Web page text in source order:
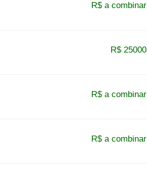
R$ a combinar
R$ 25000
R$ a combinar
R$ a combinar